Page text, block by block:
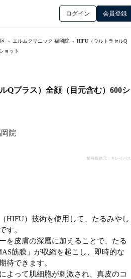
ログイン 会員登録
› エルムクリニック 福岡院 › HIFU（ウルトラセルQ
ョット
Qプラス）全顔（目元含む）600シ
院
情報提供元：キレイパス
HIFU）技術を使用して、たるみやし
す。
を皮膚の深層に加えることで、たる
筋膜」が収縮を起こし、即時的な
待できます。
よって肌細胞が刺激され、真皮のコ